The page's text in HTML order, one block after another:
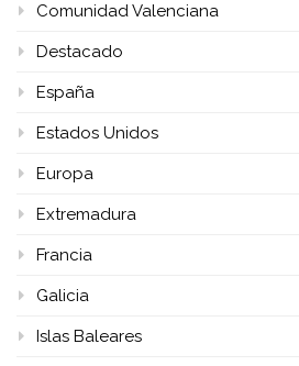
Comunidad Valenciana
Destacado
España
Estados Unidos
Europa
Extremadura
Francia
Galicia
Islas Baleares